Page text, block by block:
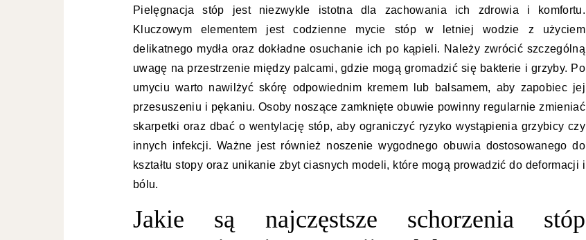
Pielęgnacja stóp jest niezwykle istotna dla zachowania ich zdrowia i komfortu.
Kluczowym elementem jest codzienne mycie stóp w letniej wodzie z użyciem
delikatnego mydła oraz dokładne osuchanie ich po kąpieli. Należy zwrócić szczególną
uwagę na przestrzenie między palcami, gdzie mogą gromadzić się bakterie i grzyby. Po
umyciu warto nawilżyć skórę odpowiednim kremem lub balsamem, aby zapobiec jej
przesuszeniu i pękaniu. Osoby noszące zamknięte obuwie powinny regularnie zmieniać
skarpetki oraz dbać o wentylację stóp, aby ograniczyć ryzyko wystąpienia grzybicy czy
innych infekcji. Ważne jest również noszenie wygodnego obuwia dostosowanego do
kształtu stopy oraz unikanie zbyt ciasnych modeli, które mogą prowadzić do deformacji i
bólu.
Jakie są najczęstsze schorzenia stóp